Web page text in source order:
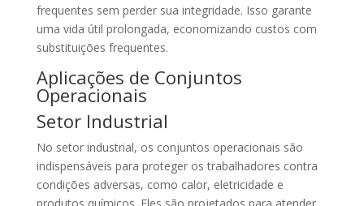
frequentes sem perder sua integridade. Isso garante
uma vida útil prolongada, economizando custos com
substituições frequentes.
Aplicações de Conjuntos
Operacionais
Setor Industrial
No setor industrial, os conjuntos operacionais são
indispensáveis para proteger os trabalhadores contra
condições adversas, como calor, eletricidade e